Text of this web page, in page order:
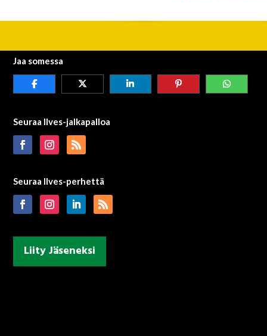
Jaa somessa
Seuraa Ilves-jalkapalloa
Seuraa Ilves-perhettä
Liity Jäseneksi